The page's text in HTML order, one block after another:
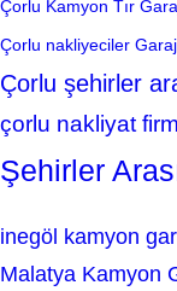
Çorlu Kamyon Tır
Çorlu nakliyeciler
Çorlu şehirler
çorlu nakliyat
Şehirler
inegöl kamyon
Malatya Kamyon